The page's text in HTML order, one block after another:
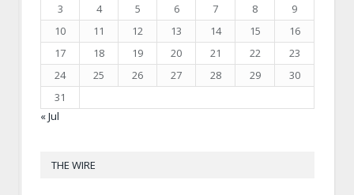
3
4 5 6 7 8
9
10
11 12 13 14 15
16
17
18 19 20 21 22
23
24
25 26 27 28 29
30
31
« Jul
THE WIRE